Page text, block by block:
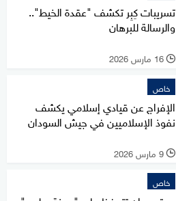
تسريبات كِبِر تكشف "عقدة الخيط"..
والرسالة للبرهان
l 16 مارس 2026
خاص
الإفراج عن قيادي إسلامي يكشف
نفوذ الإسلاميين في جيش السودان
l 9 مارس 2026
خاص